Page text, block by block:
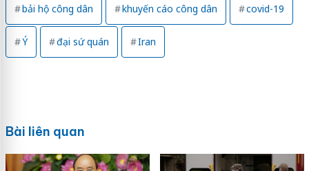
bải hộ công dân khuyến cáo công dân covid-19
Ý đại sứ quán Iran
Bài liên quan